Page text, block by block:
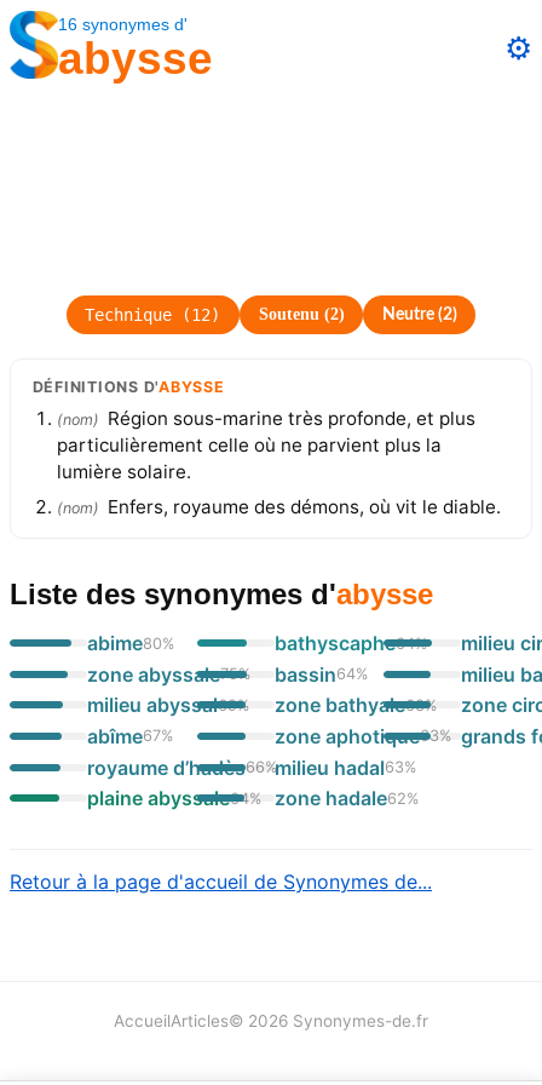
16synonymes d'
abysse ⚙️
Technique (12) Soutenu(2) Neutre(2)
DÉFINITIONS D'ABYSSE
(nom) Région sous-marine très profonde, et plus
particulièrement celle où ne parvient plus la
lumière solaire.
(nom) Enfers, royaume des démons, où vit le diable.
Liste des synonymes d'abysse
abime80%
zone abyssale75%
milieu abyssal69%
abîme67%
royaume d’hadès66%
plaine abyssale64%
bathyscaphe64%
bassin64%
zone bathyale63%
zone aphotique63%
milieu hadal63%
zone hadale62%
milieu
milieu
zone
grands
Retour à la page d'accueil de Synonymes de...
AccueilArticles© 2026 Synonymes-de.fr